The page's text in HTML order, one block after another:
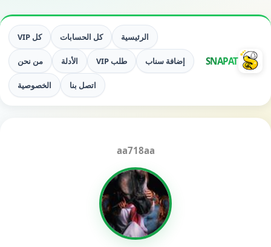
SNAPAT
الرئيسية كل الحسابات كل VIP
إضافة سناب طلب VIP الأدلة من نحن
اتصل بنا الخصوصية
aa718aa